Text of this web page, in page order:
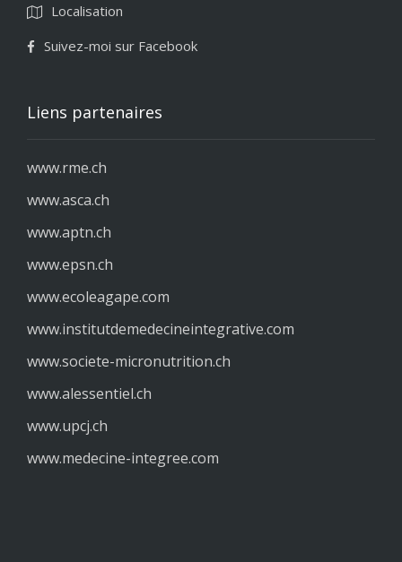
Localisation
Suivez-moi sur Facebook
Liens partenaires
www.rme.ch
www.asca.ch
www.aptn.ch
www.epsn.ch
www.ecoleagape.com
www.institutdemedecineintegrative.com
www.societe-micronutrition.ch
www.alessentiel.ch
www.upcj.ch
www.medecine-integree.com